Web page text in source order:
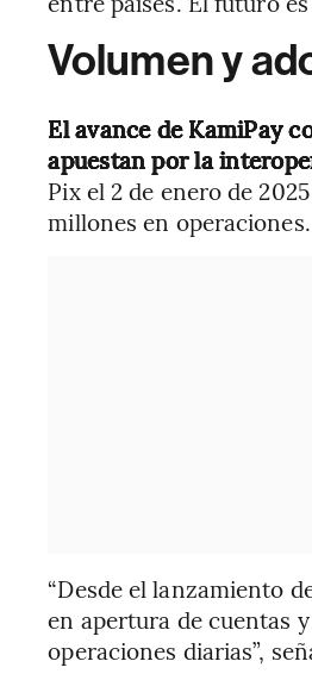
Volumen y
El avance de KamiPay
apuestan por la
Pix el 2 de enero de
millones en operaciones.
“Desde el lanzamiento
en apertura de cuentas
operaciones diarias”,